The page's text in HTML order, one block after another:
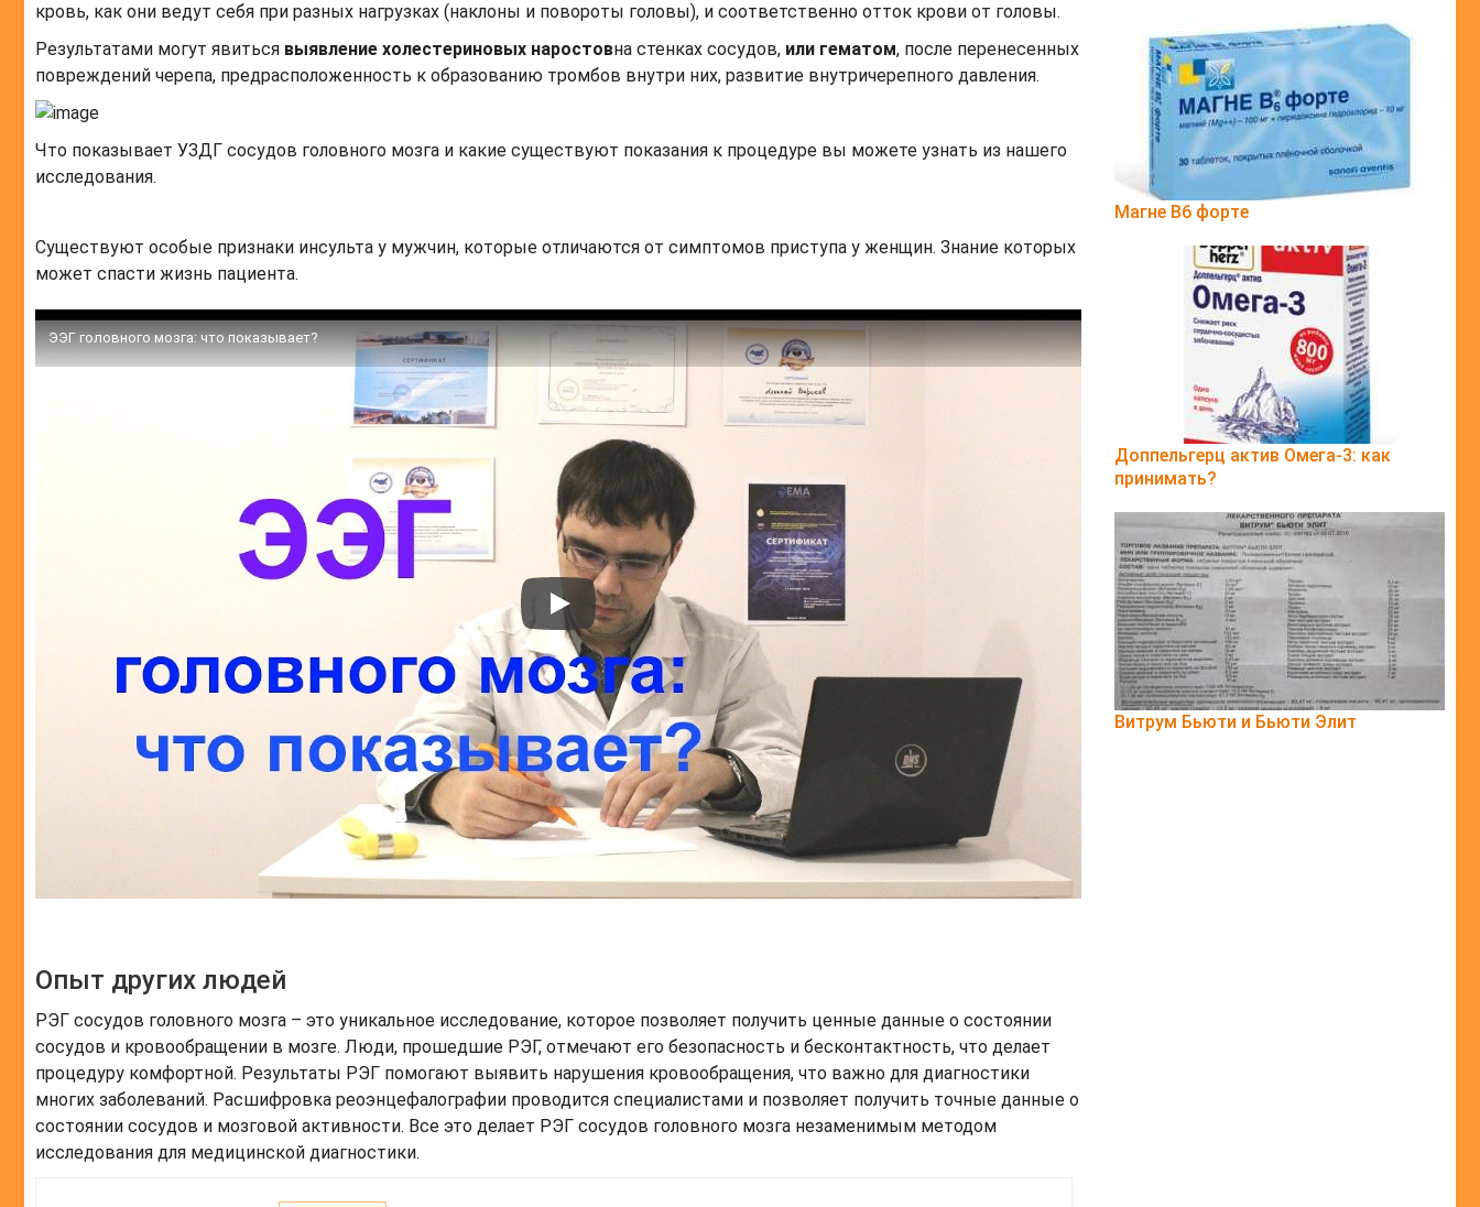
кровь, как они ведут себя при разных нагрузках (наклоны и повороты головы), и соответственно отток крови от головы.
Результатами могут явиться выявление холестериновых наростовна стенках сосудов, или гематом, после перенесенных
повреждений черепа, предрасположенность к образованию тромбов внутри них, развитие внутричерепного давления.
Что показывает УЗДГ сосудов головного мозга и какие существуют показания к процедуре вы можете узнать из нашего
исследования.
Существуют особые признаки инсульта у мужчин, которые отличаются от симптомов приступа у женщин. Знание которых
может спасти жизнь пациента.
ЭЭГ головного мозга: что показывает?
Опыт других людей
РЭГ сосудов головного мозга – это уникальное исследование, которое позволяет получить ценные данные о состоянии
сосудов и кровообращении в мозге. Люди, прошедшие РЭГ, отмечают его безопасность и бесконтактность, что делает
процедуру комфортной. Результаты РЭГ помогают выявить нарушения кровообращения, что важно для диагностики
многих заболеваний. Расшифровка реоэнцефалографии проводится специалистами и позволяет получить точные данные о
состоянии сосудов и мозговой активности. Все это делает РЭГ сосудов головного мозга незаменимым методом
исследования для медицинской диагностики.
Магне B6 форте
Доппельгерц актив Омега-3: как
принимать?
Витрум Бьюти и Бьюти Элит